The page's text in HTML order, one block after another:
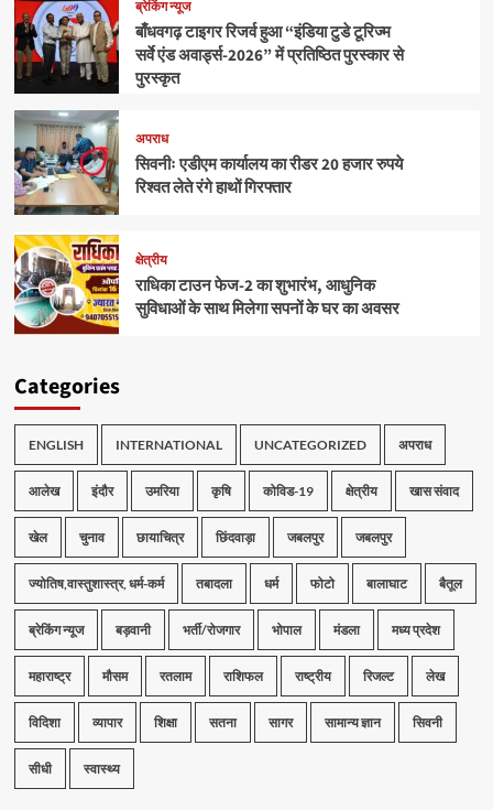
ब्रेकिंग न्यूज
बाँधवगढ़ टाइगर रिजर्व हुआ “इंडिया टुडे टूरिज्म
सर्वे एंड अवार्ड्स-2026” में प्रतिष्ठित पुरस्कार से
पुरस्कृत
अपराध
सिवनीः एडीएम कार्यालय का रीडर 20 हजार रुपये
रिश्वत लेते रंगे हाथों गिरफ्तार
क्षेत्रीय
राधिका टाउन फेज-2 का शुभारंभ, आधुनिक
सुविधाओं के साथ मिलेगा सपनों के घर का अवसर
Categories
ENGLISH INTERNATIONAL UNCATEGORIZED अपराध
आलेख इंदौर उमरिया कृषि कोविड-19 क्षेत्रीय खास संवाद
खेल चुनाव छायाचित्र छिंदवाड़ा जबलपुर जबलपुर
ज्योतिष,वास्तुशास्त्र, धर्म-कर्म तबादला धर्म फोटो बालाघाट बैतूल
ब्रेकिंग न्यूज बड़वानी भर्ती/रोजगार भोपाल मंडला मध्य प्रदेश
महाराष्ट्र मौसम रतलाम राशिफल राष्ट्रीय रिजल्ट लेख
विदिशा व्यापार शिक्षा सतना सागर सामान्य ज्ञान सिवनी
सीधी स्वास्थ्य